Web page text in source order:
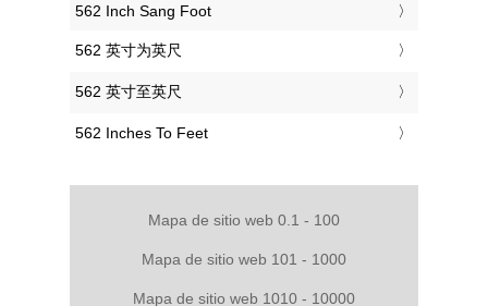
‎562 Inch Sang Foot
‎562 英寸为英尺
‎562 英寸至英尺
‎562 Inches To Feet
Mapa de sitio web 0.1 - 100
Mapa de sitio web 101 - 1000
Mapa de sitio web 1010 - 10000